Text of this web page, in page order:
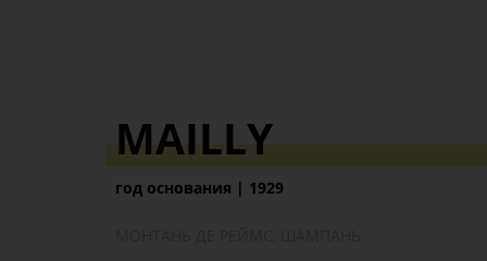
MAILLY
год основания | 1929